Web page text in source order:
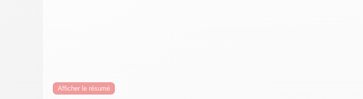
Afficher le résumé